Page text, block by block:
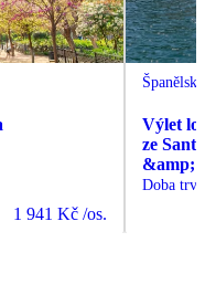
1 941 Kč /os.
Španělsko
Výlet
ze
&amp;
Doba